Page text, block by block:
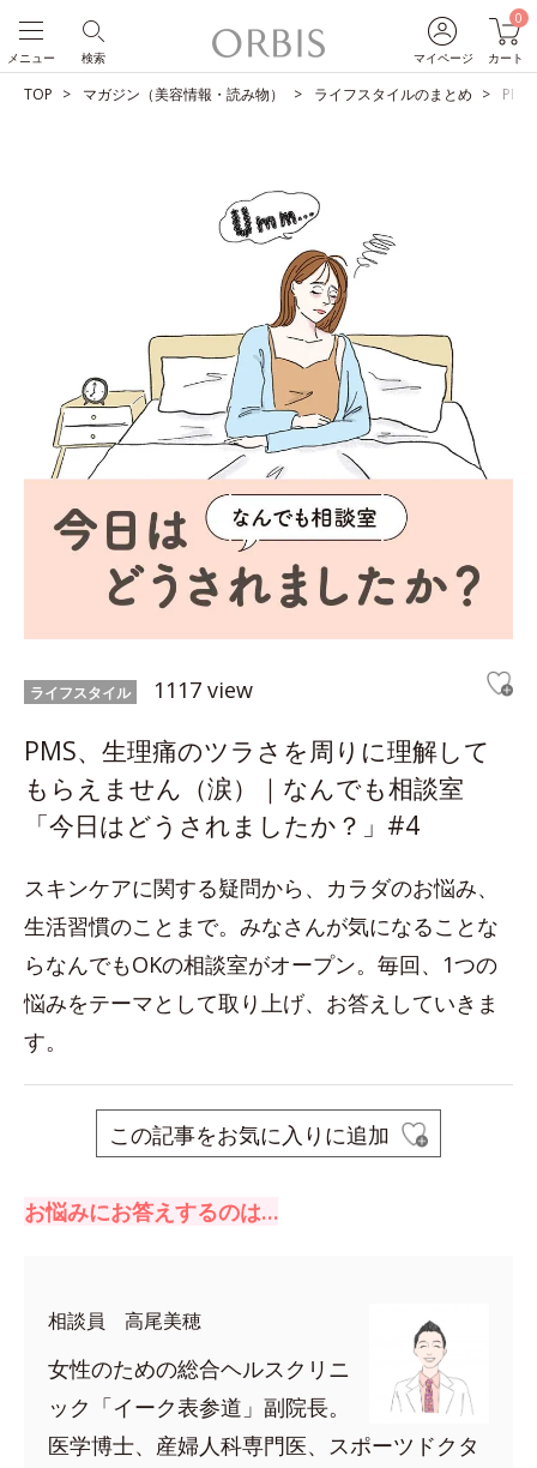
マイページ
0
カート
検索
メニュー
TOP マガジン（美容情報・読み物） ライフスタイルのまとめ
ライフスタイル 1117 view
PMS、生理痛のツラさを周りに理解して
もらえません（涙）｜なんでも相談室
「今日はどうされましたか？」#4
スキンケアに関する疑問から、カラダのお悩み、
生活習慣のことまで。みなさんが気になることな
らなんでもOKの相談室がオープン。毎回、1つの
悩みをテーマとして取り上げ、お答えしていきま
す。
この記事をお気に入りに追加
お悩みにお答えするのは…
相談員 高尾美穂
女性のための総合ヘルスクリニ
ック「イーク表参道」副院長。
医学博士、産婦人科専門医、スポーツドクタ